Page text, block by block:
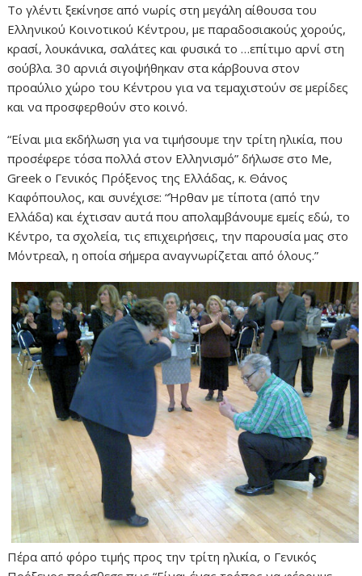
Το γλέντι ξεκίνησε από νωρίς στη μεγάλη αίθουσα του
Ελληνικού Κοινοτικού Κέντρου, με παραδοσιακούς χορούς,
κρασί, λουκάνικα, σαλάτες και φυσικά το …επίτιμο αρνί στη
σούβλα. 30 αρνιά σιγοψήθηκαν στα κάρβουνα στον
προαύλιο χώρο του Κέντρου για να τεμαχιστούν σε μερίδες
και να προσφερθούν στο κοινό.
“Είναι μια εκδήλωση για να τιμήσουμε την τρίτη ηλικία, που
προσέφερε τόσα πολλά στον Ελληνισμό” δήλωσε στο Me,
Greek ο Γενικός Πρόξενος της Ελλάδας, κ. Θάνος
Καφόπουλος, και συνέχισε: “Ήρθαν με τίποτα (από την
Ελλάδα) και έχτισαν αυτά που απολαμβάνουμε εμείς εδώ, το
Κέντρο, τα σχολεία, τις επιχειρήσεις, την παρουσία μας στο
Μόντρεαλ, η οποία σήμερα αναγνωρίζεται από όλους.”
Πέρα από φόρο τιμής προς την τρίτη ηλικία, ο Γενικός